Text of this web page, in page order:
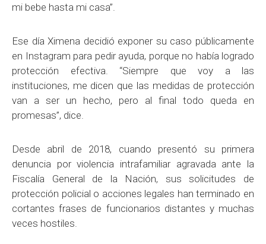
mi bebe hasta mi casa”.
Ese día Ximena decidió exponer su caso públicamente
en Instagram para pedir ayuda, porque no había logrado
protección efectiva. “Siempre que voy a las
instituciones, me dicen que las medidas de protección
van a ser un hecho, pero al final todo queda en
promesas”, dice.
Desde abril de 2018, cuando presentó su primera
denuncia por violencia intrafamiliar agravada ante la
Fiscalía General de la Nación, sus solicitudes de
protección policial o acciones legales han terminado en
cortantes frases de funcionarios distantes y muchas
veces hostiles.